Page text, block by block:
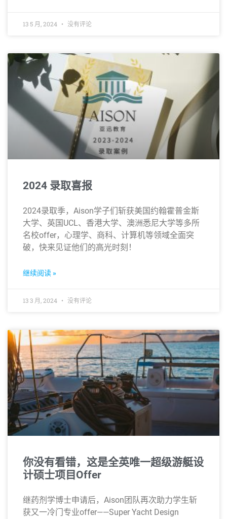
13 5 月, 2024 没有评论
2024 录取喜报
2024录取季，Aison学子们斩获美国约翰霍普金斯
大学、英国UCL、香港大学、澳洲悉尼大学等多所
名校offer，心理学、商科、计算机等领域全面突
破，快来见证他们的高光时刻！
继续阅读 »
13 3 月, 2024 没有评论
你没有看错，这是全英唯一超级游艇设
计硕士项目Offer
继药剂学博士申请后，Aison团队再次助力学生斩
获又一冷门专业offer——Super Yacht Design